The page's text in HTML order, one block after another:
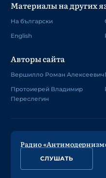
Материалы на других
На български
English
Авторы сайта
Вершилло Роман Алексеевич
Протоиерей Владимир
Переслегин
Радио
СЛУШАТЬ